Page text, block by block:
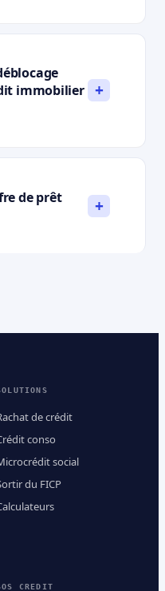
immobilier
de prêt
de crédit
conso
social
du FICP
CREDIT